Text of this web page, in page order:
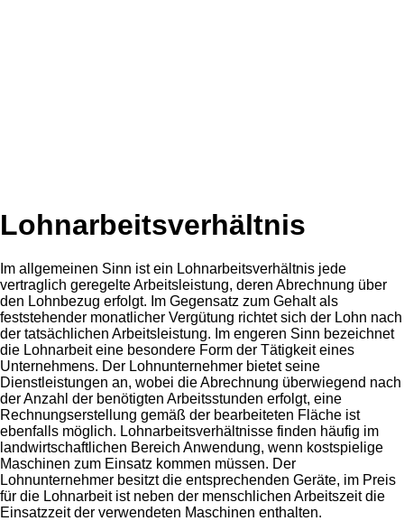
Lohnarbeitsverhältnis
Im allgemeinen Sinn ist ein Lohnarbeitsverhältnis jede
vertraglich geregelte Arbeitsleistung, deren Abrechnung über
den Lohnbezug erfolgt. Im Gegensatz zum Gehalt als
feststehender monatlicher Vergütung richtet sich der Lohn nach
der tatsächlichen Arbeitsleistung. Im engeren Sinn bezeichnet
die Lohnarbeit eine besondere Form der Tätigkeit eines
Unternehmens. Der Lohnunternehmer bietet seine
Dienstleistungen an, wobei die Abrechnung überwiegend nach
der Anzahl der benötigten Arbeitsstunden erfolgt, eine
Rechnungserstellung gemäß der bearbeiteten Fläche ist
ebenfalls möglich. Lohnarbeitsverhältnisse finden häufig im
landwirtschaftlichen Bereich Anwendung, wenn kostspielige
Maschinen zum Einsatz kommen müssen. Der
Lohnunternehmer besitzt die entsprechenden Geräte, im Preis
für die Lohnarbeit ist neben der menschlichen Arbeitszeit die
Einsatzzeit der verwendeten Maschinen enthalten.